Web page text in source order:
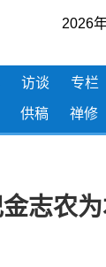
2026
访谈 专栏
供稿 禅修
志农